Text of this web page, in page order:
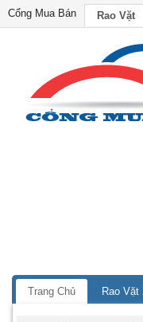
Cổng Mua Bán Rao Vặt
Trang Chủ Rao